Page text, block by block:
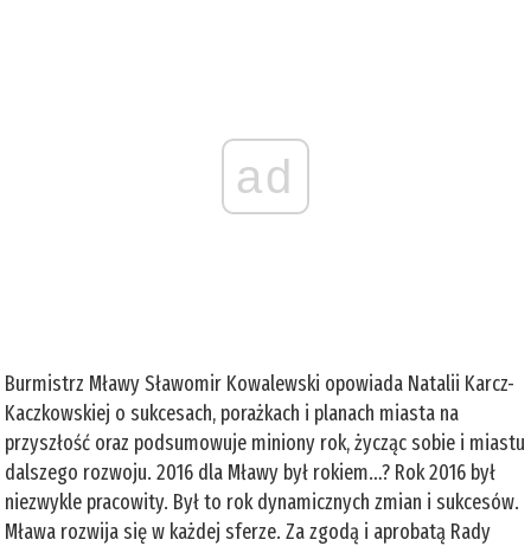
ad
Burmistrz Mławy Sławomir Kowalewski opowiada Natalii Karcz-
Kaczkowskiej o sukcesach, porażkach i planach miasta na
przyszłość oraz podsumowuje miniony rok, życząc sobie i miastu
dalszego rozwoju. 2016 dla Mławy był rokiem…? Rok 2016 był
niezwykle pracowity. Był to rok dynamicznych zmian i sukcesów.
Mława rozwija się w każdej sferze. Za zgodą i aprobatą Rady